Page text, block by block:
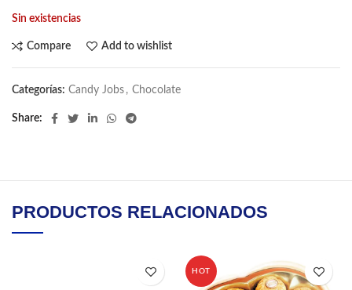
Sin existencias
Compare Add to wishlist
Categorías: Candy Jobs , Chocolate
Share
PRODUCTOS RELACIONADOS
HOT